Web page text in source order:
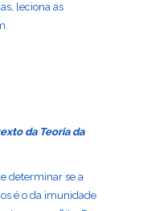
leciona as
da Teoria da
determinar se a
é o da imunidade